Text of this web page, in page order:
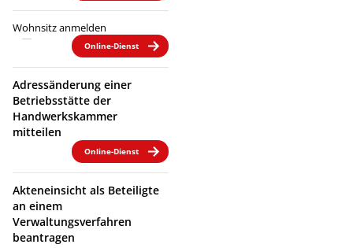
Wohnsitz anmelden
Online-Dienst
Adressänderung einer
Betriebsstätte der
Handwerkskammer
mitteilen
Online-Dienst
Akteneinsicht als Beteiligte
an einem
Verwaltungsverfahren
beantragen